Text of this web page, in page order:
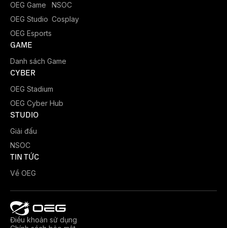
OEG Game
OEG Studio
OEG Esports
NSOC
Cosplay
GAME
Danh sách Game
CYBER
OEG Stadium
OEG Cyber Hub
STUDIO
Giải đấu
NSOC
TIN TỨC
Về OEG
Điều khoản sử dụng